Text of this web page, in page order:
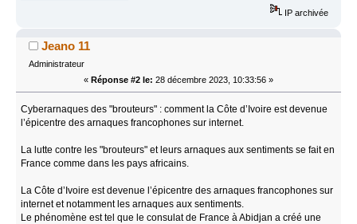
IP archivée
Jeano 11
Administrateur
« Réponse #2 le: 28 décembre 2023, 10:33:56 »
Cyberarnaques des "brouteurs" : comment la Côte d’Ivoire est devenue
l’épicentre des arnaques francophones sur internet.
La lutte contre les "brouteurs" et leurs arnaques aux sentiments se fait en
France comme dans les pays africains.
La Côte d’Ivoire est devenue l’épicentre des arnaques francophones sur
internet et notamment les arnaques aux sentiments.
Le phénomène est tel que le consulat de France à Abidjan a créé une